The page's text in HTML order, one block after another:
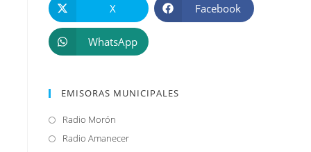
X Facebook
WhatsApp
EMISORAS MUNICIPALES
Radio Morón
abre
Radio AmanecerSe